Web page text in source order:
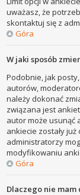
uważasz, że
skontaktuj się z
Góra
W jaki sposób
Podobnie, jak
autorów,
należy dokonać
związana jest
autor może usunąć
ankiecie zostały
administratorzy
modyfikowaniu
Góra
Dlaczego nie mam